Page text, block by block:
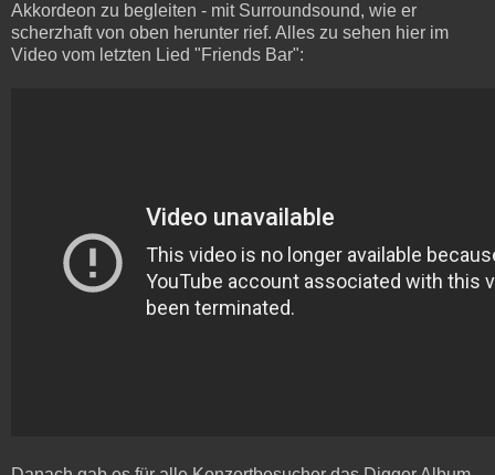
Akkordeon zu begleiten - mit Surroundsound, wie er
scherzhaft von oben herunter rief. Alles zu sehen hier im
Video vom letzten Lied "Friends Bar":